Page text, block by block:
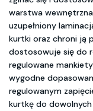
warstwa
uzupełniony
kurtki oraz chroni ją
dostosowuje się do
regulowane
wygodne
regulowanym
kurtkę do